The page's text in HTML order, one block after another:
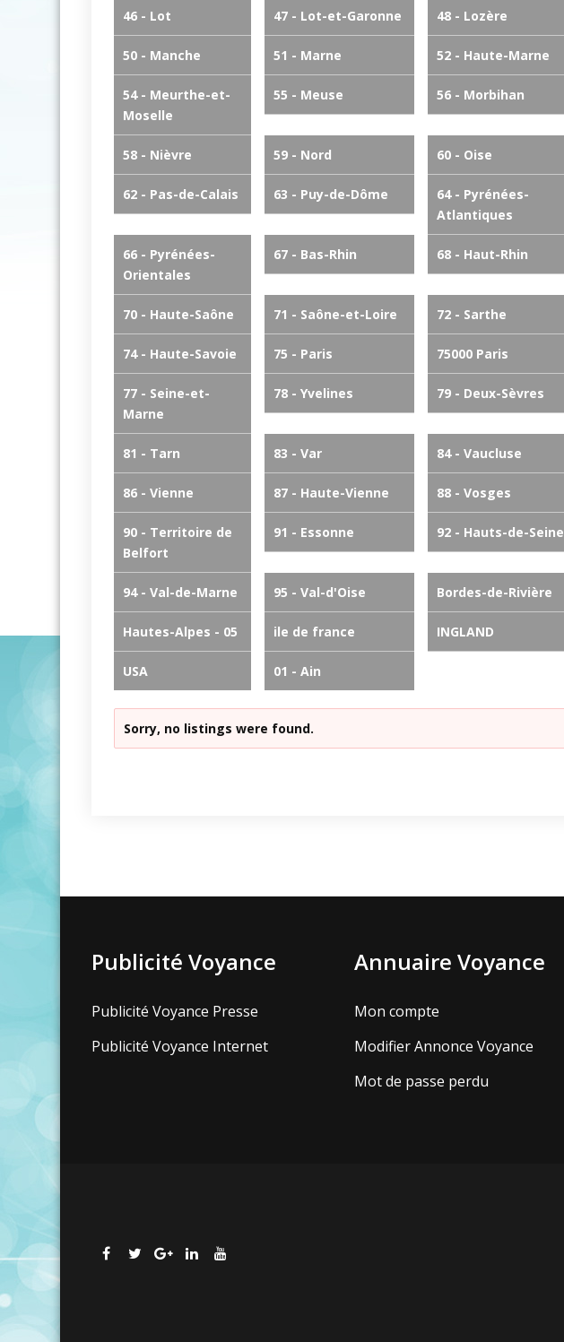
46 - Lot 47 - Lot-et-Garonne 48 - Lozère
50 - Manche 51 - Marne 52 - Haute-Marne
54 - Meurthe-et-
Moselle
55 - Meuse 56 - Morbihan
58 - Nièvre 59 - Nord 60 - Oise
62 - Pas-de-Calais 63 - Puy-de-Dôme
64 - Pyrénées-
Atlantiques
66 - Pyrénées-
Orientales
67 - Bas-Rhin 68 - Haut-Rhin
70 - Haute-Saône 71 - Saône-et-Loire 72 - Sarthe
74 - Haute-Savoie 75 - Paris 75000 Paris
77 - Seine-et-
Marne
78 - Yvelines 79 - Deux-Sèvres
81 - Tarn 83 - Var 84 - Vaucluse
86 - Vienne 87 - Haute-Vienne 88 - Vosges
90 - Territoire de
Belfort
91 - Essonne 92 - Hauts-de-Seine
94 - Val-de-Marne 95 - Val-d'Oise Bordes-de-Rivière
Hautes-Alpes - 05 ile de france INGLAND
USA 01 - Ain
Sorry, no listings were found.
Publicité Voyance
Publicité Voyance Presse
Publicité Voyance Internet
Annuaire Voyance
Mon compte
Modifier Annonce Voyance
Mot de passe perdu